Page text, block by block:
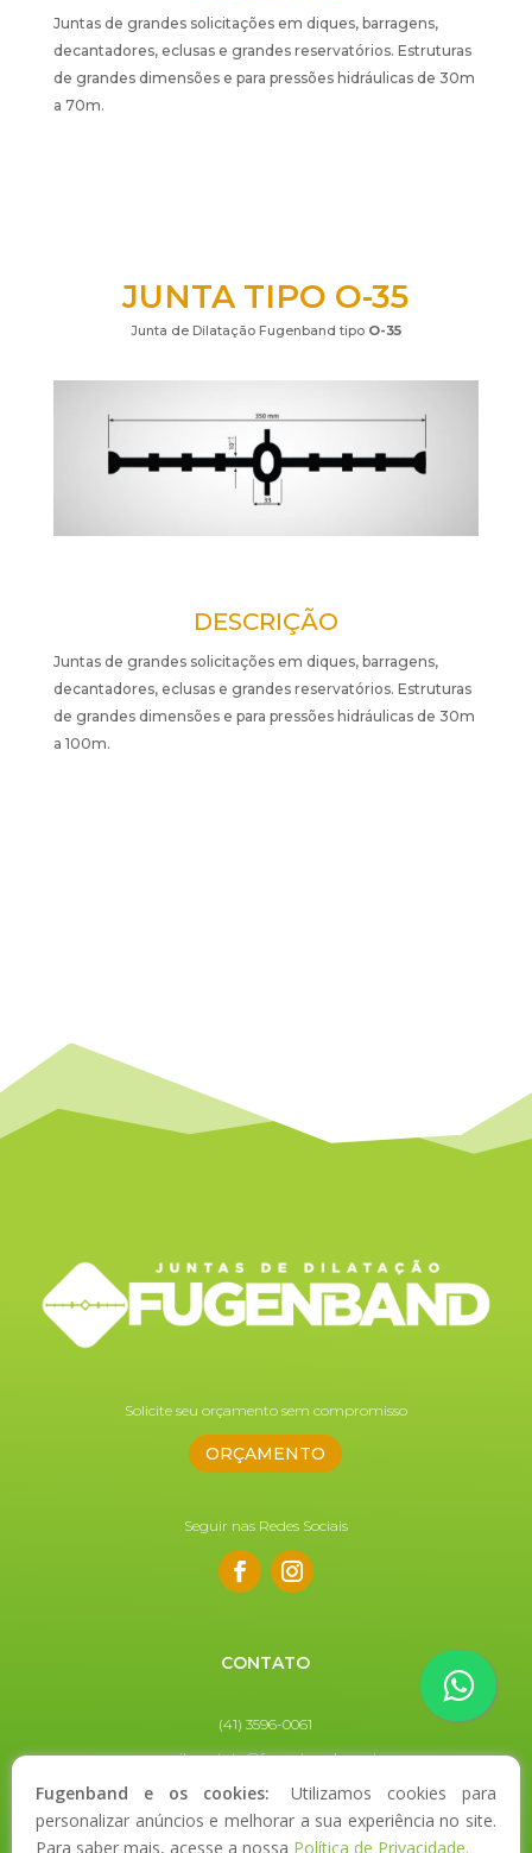
Juntas de grandes solicitações em diques, barragens,
decantadores, eclusas e grandes reservatórios. Estruturas
de grandes dimensões e para pressões hidráulicas de 30m
a 70m.
JUNTA TIPO O-35
Junta de Dilatação Fugenband tipo O-35
DESCRIÇÃO
Juntas de grandes solicitações em diques, barragens,
decantadores, eclusas e grandes reservatórios. Estruturas
de grandes dimensões e para pressões hidráulicas de 30m
a 100m.
Solicite seu orçamento sem compromisso
ORÇAMENTO
Seguir nas Redes Sociais
CONTATO
(41) 3596-0061
e-mail:contato@fugenband.com.br
Fugenband e os cookies:
Utilizamos cookies para
personalizar anúncios e melhorar a sua experiência no site.
Para saber mais, acesse a nossa Política de Privacidade.